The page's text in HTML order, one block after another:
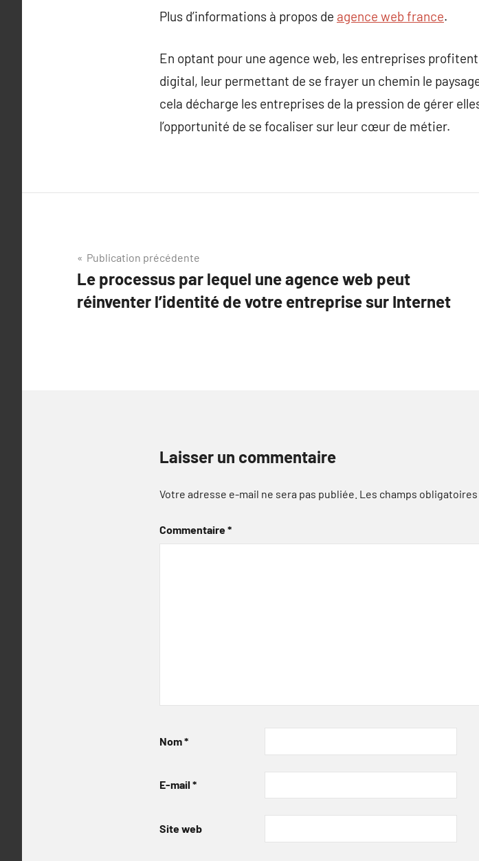
Plus d’informations à propos de agence web france.
En optant pour une agence web, les entreprises
digital, leur permettant de se frayer un chemin le
cela décharge les entreprises de la pression de gérer
l’opportunité de se focaliser sur leur cœur de métier.
Navigation
de
l’article
Publication précédente
Le processus par lequel une agence web peut
réinventer l’identité de votre entreprise sur Internet
Laisser un commentaire
Votre adresse e-mail ne sera pas publiée. Les champs
Commentaire*
Nom*
E-mail *
Site web